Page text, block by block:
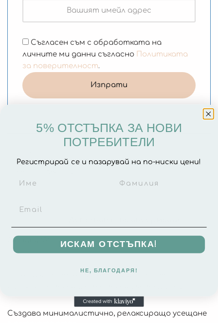
Съгласен съм с обработката на
личните ми данни съгласно Политиката
за поверителност.
Отзиви (0)
Ръчно изработена Монтесори дъга от
Създава минималистично, релаксиращо усещане
5% ОТСТЪПКА ЗА НОВИ
ПОТРЕБИТЕЛИ
Регистрирай се и пазарувай на по-ниски цени!
ИСКАМ ОТСТЪПКА!
НЕ, БЛАГОДАРЯ!